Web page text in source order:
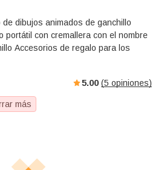
dibujos animados de ganchillo
portátil con cremallera con el nombre
Accesorios de regalo para los
5.00 (5 opiniones)
más